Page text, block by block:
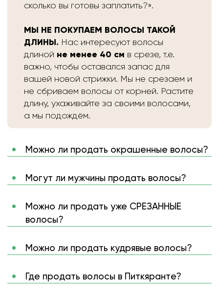
сколько вы готовы заплатить?».
МЫ НЕ ПОКУПАЕМ ВОЛОСЫ ТАКОЙ
ДЛИНЫ. Нас интересуют волосы
длиной не менее 40 см в срезе, т.е.
важно, чтобы оставался запас для
вашей новой стрижки. Мы не срезаем и
не сбриваем волосы от корней. Растите
длину, ухаживайте за своими волосами,
а мы подождём.
Можно ли продать окрашенные волосы?
Могут ли мужчины продать волосы?
Можно ли продать уже СРЕЗАННЫЕ
волосы?
Можно ли продать кудрявые волосы?
Где продать волосы в Питкяранте?